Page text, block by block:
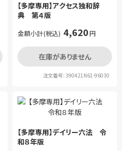
【多摩専用】アクセス独和辞
典 第４版
金額小計(税込) 4,620円
在庫がありません
注文番号：390421N61-96030
【多摩専用】デイリー六法 令
和８年版